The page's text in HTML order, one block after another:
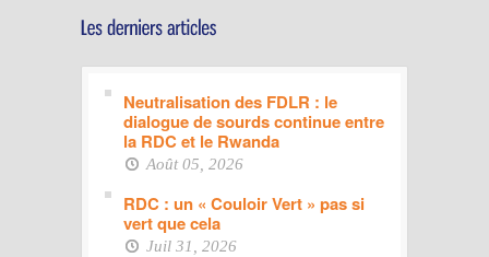
Neutralisation des FDLR : le
dialogue de sourds continue entre
la RDC et le Rwanda
Août 05, 2026
RDC : un « Couloir Vert » pas si
vert que cela
Juil 31, 2026